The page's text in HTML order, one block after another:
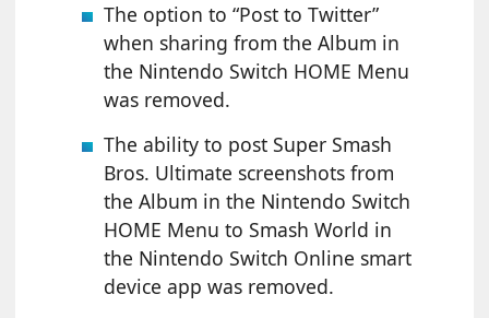
The option to “Post to Twitter”
when sharing from the Album in
the Nintendo Switch HOME Menu
was removed.
The ability to post Super Smash
Bros. Ultimate screenshots from
the Album in the Nintendo Switch
HOME Menu to Smash World in
the Nintendo Switch Online smart
device app was removed.